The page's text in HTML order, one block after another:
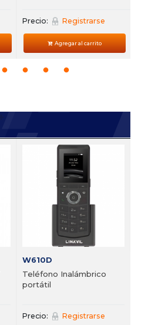
Precio: Registrarse
Agregar al carrito
W610D
Teléfono Inalámbrico
portátil
Precio: Registrarse